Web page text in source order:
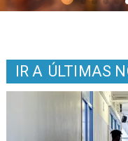
IR A ÚLTIMAS